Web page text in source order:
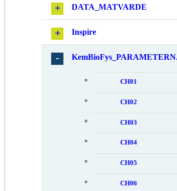
DATA_MATVARDE
Inspire
CH01
CH02
CH03
CH04
CH05
CH06